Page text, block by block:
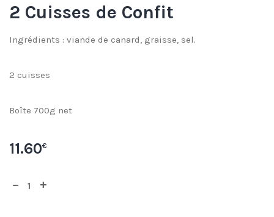
2 Cuisses de Confit
Ingrédients : viande de canard, graisse, sel.
2 cuisses
Boîte 700g net
11.60€